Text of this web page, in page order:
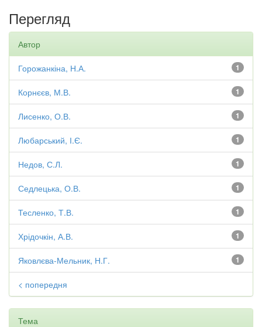
Перегляд
Автор
1
Горожанкіна, Н.А.
1
Корнєєв, М.В.
1
Лисенко, О.В.
1
Любарський, І.Є.
1
Недов, С.Л.
1
Седлецька, О.В.
1
Тесленко, Т.В.
1
Хрідочкін, А.В.
1
Яковлєва-Мельник, Н.Г.
< попередня
Тема